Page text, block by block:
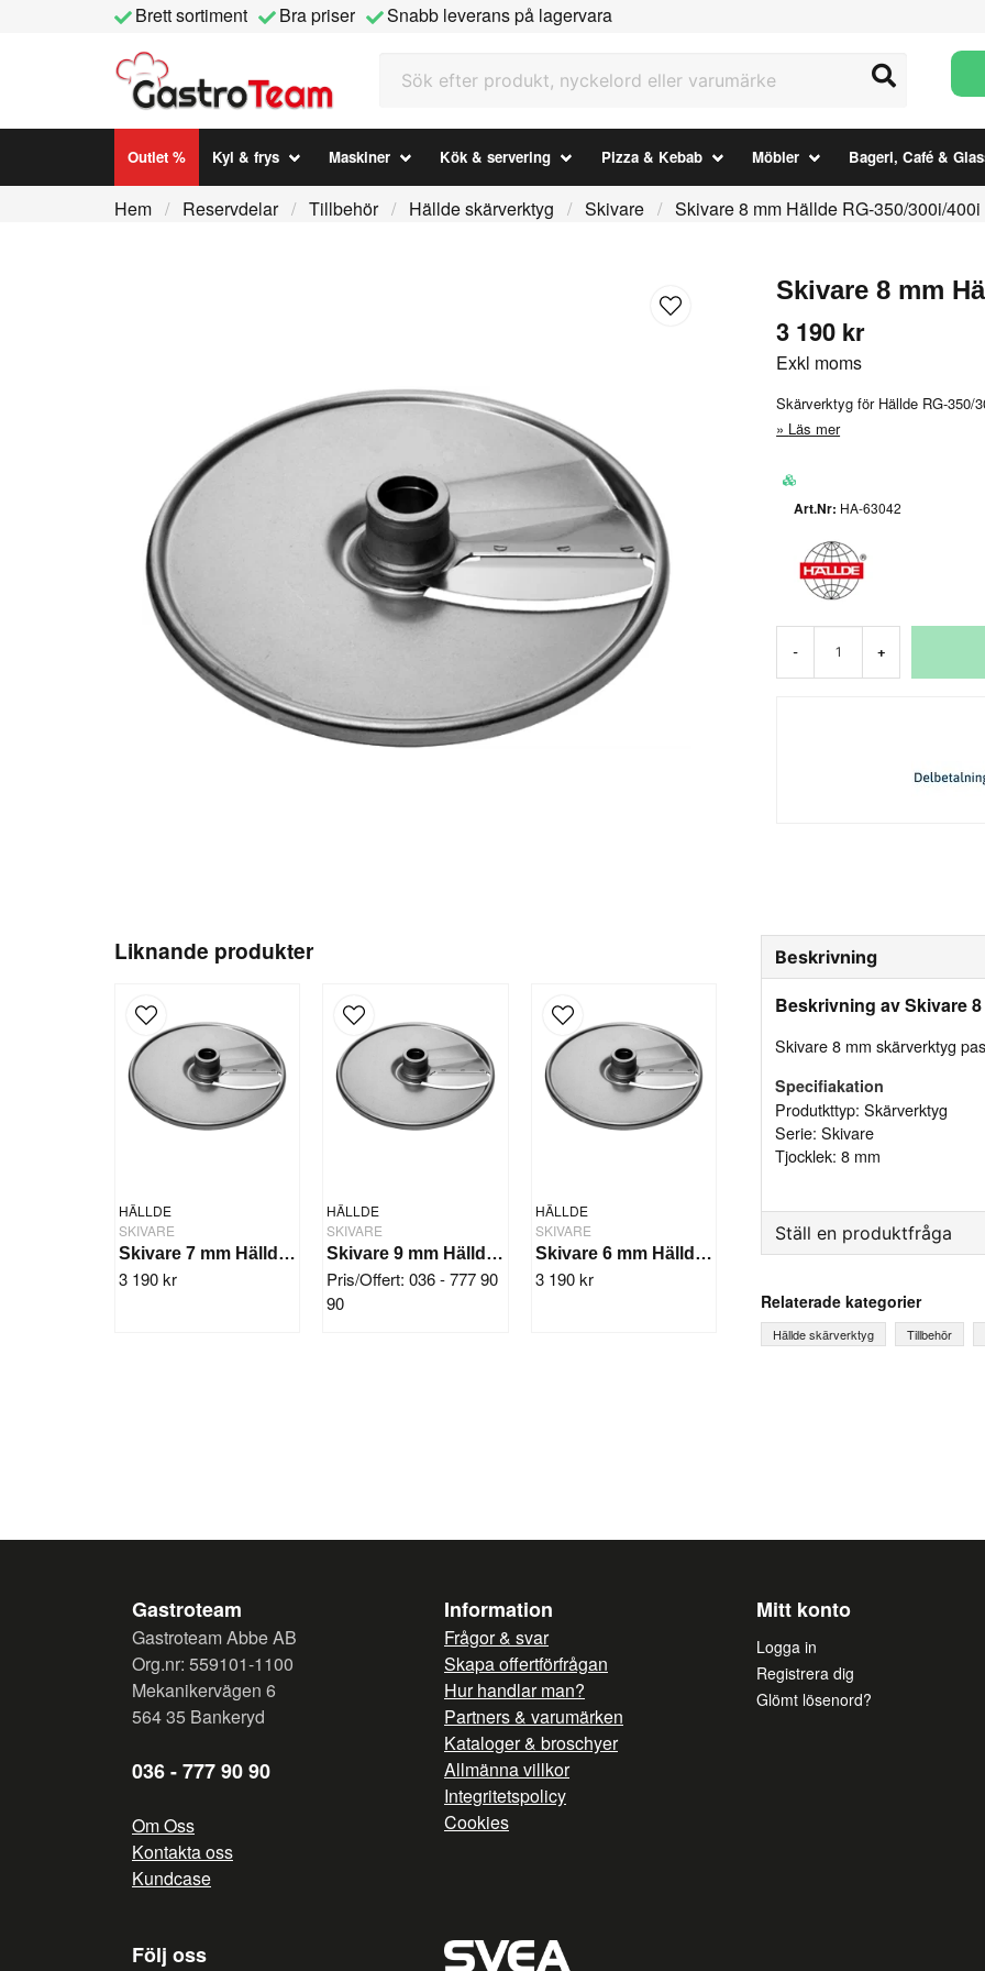
Brett sortiment Bra priser
Snabb leverans på lagervara
Outlet % Kyl & frys Maskiner Kök & servering Pizza & Kebab Möbler Bageri, Café &
Hem Reservdelar Tillbehör Hällde skärverktyg Skivare Skivare 8 mm Hällde RG-350/300i/400i
Skivare 8 mm
3 190 kr
Exkl moms
Skärverktyg för Hällde RG-350/
Läs mer
HA-63042
- +
Liknande produkter
HÄLLDE
SKIVARE
Skivare 7 mm Hällde RG-350/300i/400i
3 190 kr
HÄLLDE
SKIVARE
Skivare 9 mm Hällde RG-350/300i/400i
Pris/Offert: 036 - 777 90
90
HÄLLDE
SKIVARE
Skivare 6 mm Hällde RG-350/300i/400i
3 190 kr
Beskrivning
Beskrivning av Skivare
Skivare 8 mm skärverktyg
Specifiakation
Produtkttyp: Skärverktyg
Serie: Skivare
Tjocklek: 8 mm
Ställ en produktfråga
Fråga oss något om
Relaterade kategorier
Hällde skärverktyg Tillbehör
Gastroteam
Gastroteam Abbe AB
Org.nr: 559101-1100
Mekanikervägen 6
564 35 Bankeryd
036 - 777 90 90
Om Oss
Kontakta oss
Kundcase
Information
Frågor & svar
Skapa offertförfrågan
Hur handlar man?
Partners & varumärken
Kataloger & broschyer
Allmänna villkor
Integritetspolicy
Cookies
Mitt konto
Logga in
Registrera dig
Glömt lösenord?
Följ oss